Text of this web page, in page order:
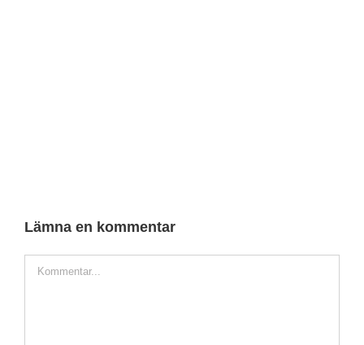
Lämna en kommentar